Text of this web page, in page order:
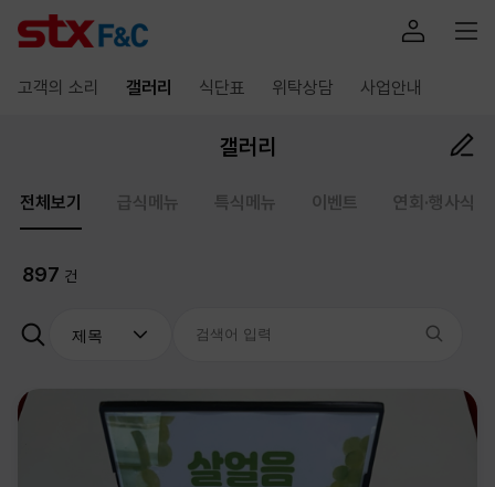
고객의 소리 갤러리 식단표 위탁상담 사업안내
갤러리
전체보기 급식메뉴 특식메뉴 이벤트 연회·행사식
897 건